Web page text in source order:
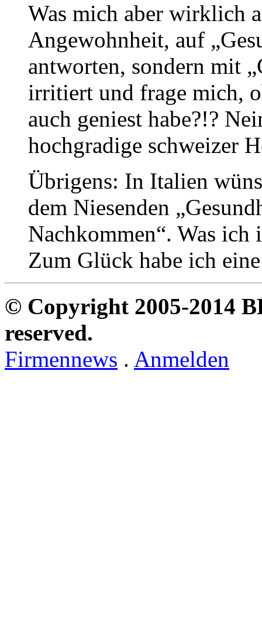
Was mich aber wirklich
Angewohnheit, auf
antworten, sondern mit
irritiert und frage mich,
auch geniest habe?!?
hochgradige schweizer
Übrigens: In Italien
dem Niesenden
Nachkommen“. Was ich
Zum Glück habe ich
© Copyright 2005-2014
reserved.
Firmennews . Anmelden